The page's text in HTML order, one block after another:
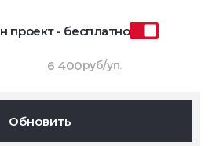
проект - бесплатно
6 400руб/уп.
Обновить